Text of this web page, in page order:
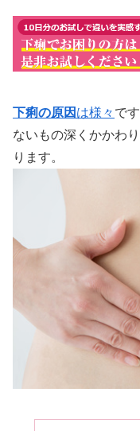
下痢の原因 は様々 で
ないもの深くかかわり
ります。